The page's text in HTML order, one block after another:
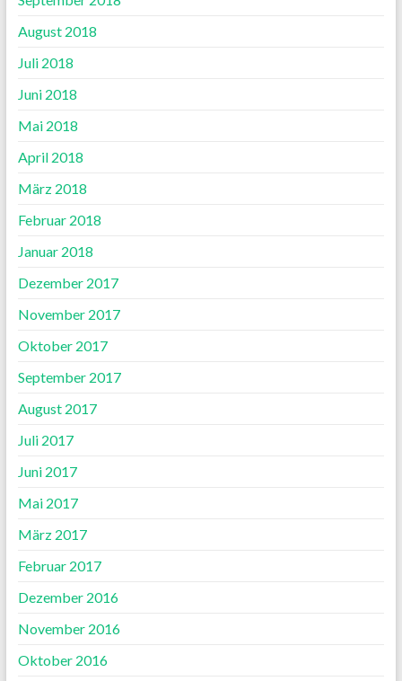
August 2018
Juli 2018
Juni 2018
Mai 2018
April 2018
März 2018
Februar 2018
Januar 2018
Dezember 2017
November 2017
Oktober 2017
September 2017
August 2017
Juli 2017
Juni 2017
Mai 2017
März 2017
Februar 2017
Dezember 2016
November 2016
Oktober 2016